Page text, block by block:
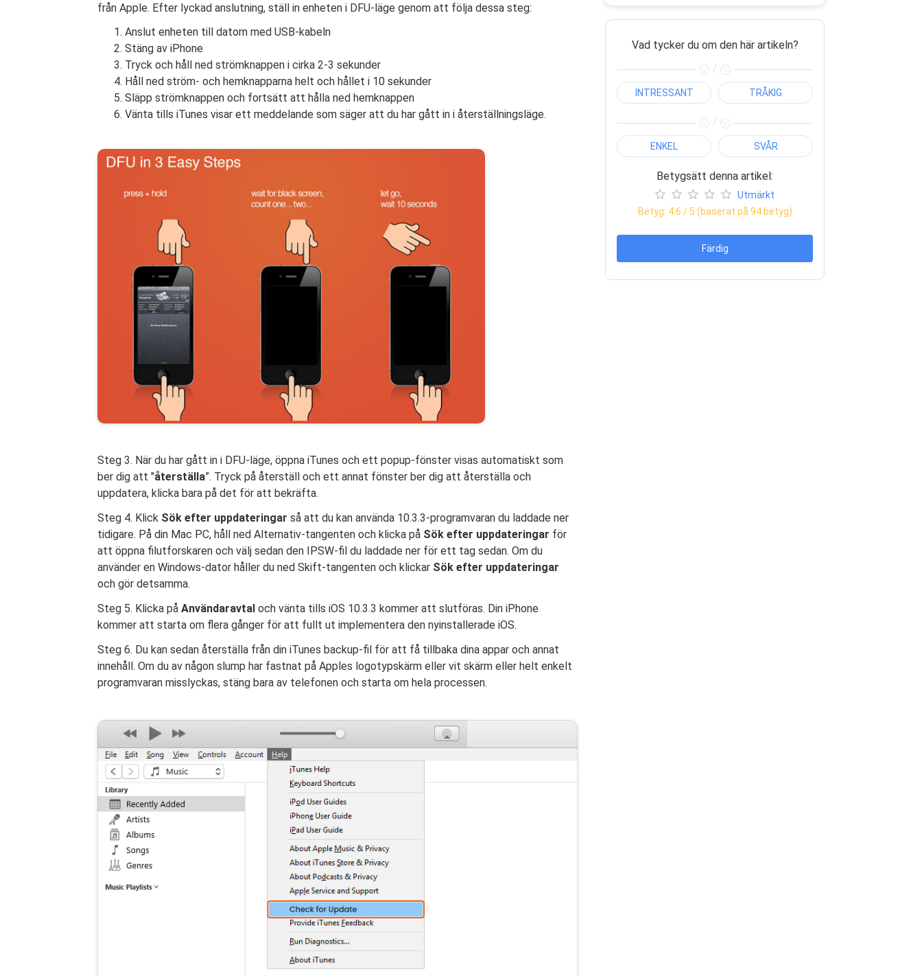
från Apple. Efter lyckad anslutning, ställ in enheten i DFU-läge genom att följa dessa steg:
Anslut enheten till datorn med USB-kabeln
Stäng av iPhone
Tryck och håll ned strömknappen i cirka 2-3 sekunder
Håll ned ström- och hemknapparna helt och hållet i 10 sekunder
Släpp strömknappen och fortsätt att hålla ned hemknappen
Vänta tills iTunes visar ett meddelande som säger att du har gått in i återställningsläge.
Steg 3. När du har gått in i DFU-läge, öppna iTunes och ett popup-fönster visas automatiskt som
ber dig att "återställa”. Tryck på återställ och ett annat fönster ber dig att återställa och
uppdatera, klicka bara på det för att bekräfta.
Steg 4. Klick Sök efter uppdateringar så att du kan använda 10.3.3-programvaran du laddade ner
tidigare. På din Mac PC, håll ned Alternativ-tangenten och klicka på Sök efter uppdateringar för
att öppna filutforskaren och välj sedan den IPSW-fil du laddade ner för ett tag sedan. Om du
använder en Windows-dator håller du ned Skift-tangenten och klickar Sök efter uppdateringar
och gör detsamma.
Steg 5. Klicka på Användaravtal och vänta tills iOS 10.3.3 kommer att slutföras. Din iPhone
kommer att starta om flera gånger för att fullt ut implementera den nyinstallerade iOS.
Steg 6. Du kan sedan återställa från din iTunes backup-fil för att få tillbaka dina appar och annat
innehåll. Om du av någon slump har fastnat på Apples logotypskärm eller vit skärm eller helt enkelt
programvaran misslyckas, stäng bara av telefonen och starta om hela processen.
Vad tycker du om den här artikeln?
/
INTRESSANT TRÅKIG
/
ENKEL SVÅR
Betygsätt denna artikel:
Utmärkt
Betyg: 4.6 / 5 (baserat på 94betyg)
Färdig